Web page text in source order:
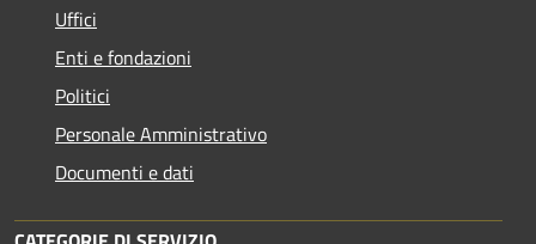
Uffici
Enti e fondazioni
Politici
Personale Amministrativo
Documenti e dati